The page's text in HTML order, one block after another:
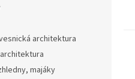
architektura
majáky